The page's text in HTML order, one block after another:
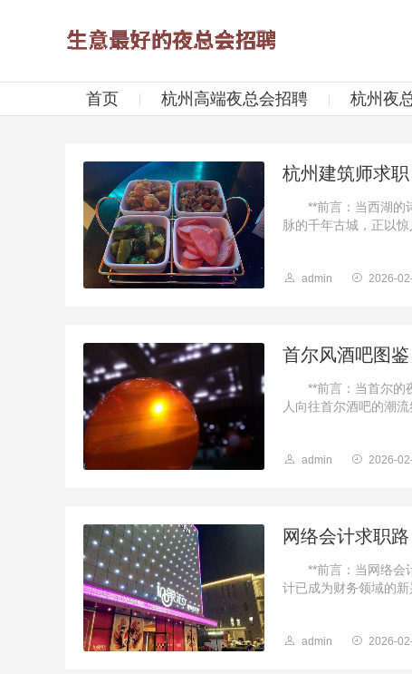
首页 杭州高端夜总会招聘 杭州夜
杭州建筑师求
**前言：当西湖的诗
脉的千年古城，正以
admin 2026-
首尔风酒吧图
**前言：当首尔的夜
人向往首尔酒吧的潮
admin 2026-
网络会计求职
**前言：当网络会计
计已成为财务领域的
admin 2026-